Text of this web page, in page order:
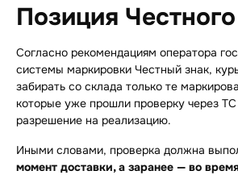
Позиция
Согласно рекомендациям оператора
системы маркировки Честный знак,
забирать со склада только те
которые уже прошли проверку через
разрешение на реализацию.
Иными словами, проверка должна
момент доставки, а заранее — во